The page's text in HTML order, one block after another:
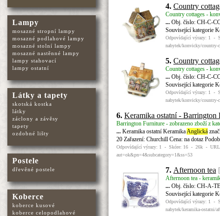
4. Country
Country cottages -
...Obj. číslo: CH-C-
Související kategorie
Odpovídající výrazy: 1 -
nabytek/konvicky/country-
5. Country
Country cottages -
...Obj. číslo: CH-C-
Související kategorie
Odpovídající výrazy: 1 -
nabytek/konvicky/country-
6. Keramika ostatní - Barrington
Barrington Furniture - zobrazeno zboží z
...Keramika ostatní KeramikaAnglická
20 Zařazení: Churchill Cena: na dotaz
Odpovídající výrazy: 1 - Skóre: 16 - 26k - URL:
aut=ok&pn=4&subcategory=1&ss=53
7. Afternoon tea
Afternoon tea -
...Obj. číslo: CH-A-
Související kategorie
Odpovídající výrazy: 1 -
nabytek/keramika-ostatni/
Lampy
mosazné stropní lampy
mosazné podlahové lampy
mosazné stolní lampy
mosazné nastěnné lampy
lampy stahovací
lampy ostatní
Látky a tapety
skotská kostka
látky
záclony a závěsy
tapety
ozdobné lišty
Postele
dřevěné postele
Koberce
koberce kusové
koberce celopodlahové